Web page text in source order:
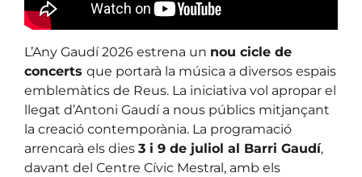
L’Any Gaudí 2026 estrena un nou cicle de
concerts que portarà la música a diversos espais
emblemàtics de Reus. La iniciativa vol apropar el
llegat d’Antoni Gaudí a nous públics mitjançant
la creació contemporània. La programació
arrencarà els dies 3 i 9 de juliol al Barri Gaudí,
davant del Centre Cívic Mestral, amb els